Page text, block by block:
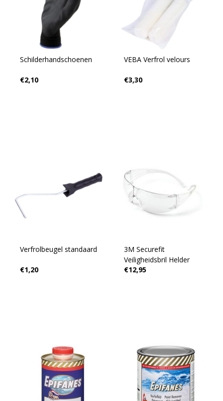
Schilderhandschoenen
€2,10
VEBA Verfrol velours
€3,30
Verfrolbeugel standaard
€1,20
3M Securefit
Veiligheidsbril Helder
€12,95